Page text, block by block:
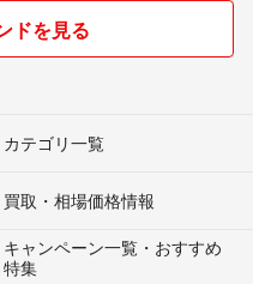
ドを見る
カテゴリ一覧
買取・相場価格情報
キャンペーン一覧・おすすめ
特集